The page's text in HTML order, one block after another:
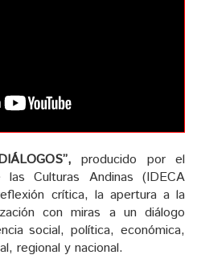
producido por el
Culturas Andinas (IDECA
crítica, la apertura a la
con miras a un diálogo
social, política, económica,
regional y nacional.